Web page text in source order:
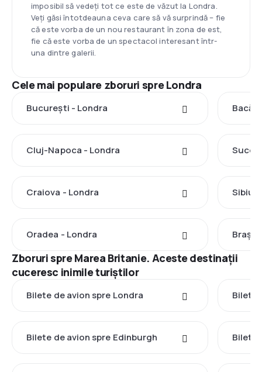
imposibil să vedeți tot ce este de văzut la Londra.
Veți găsi întotdeauna ceva care să vă surprindă – fie
că este vorba de un nou restaurant în zona de est,
fie că este vorba de un spectacol interesant într-
una dintre galerii.
Cele mai populare zboruri spre Londra
București - Londra
Cluj-Napoca - Londra
Craiova - Londra Sibiu
Oradea - Londra
Zboruri spre Marea Britanie. Aceste destinații
cuceresc inimile turiștilor
Bilete de avion spre Londra Bilete
Bilete de avion spre Edinburgh Bilete